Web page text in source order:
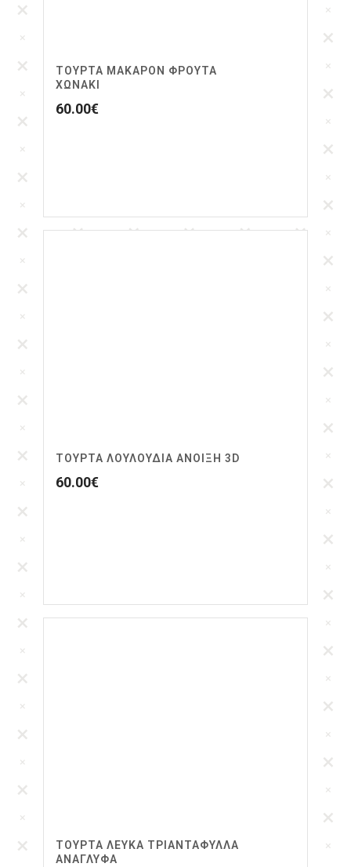
ΤΟΎΡΤΑ ΜΑΚΑΡΌΝ ΦΡΟΎΤΑ
ΧΩΝΆΚΙ
60.00€
ΤΟΎΡΤΑ ΛΟΥΛΟΎΔΙΑ ΑΝΟΙΞΗ 3D
60.00€
ΤΟΎΡΤΑ ΛΕΥΚΆ ΤΡΙΑΝΤΆΦΥΛΛΑ
ΑΝΆΓΛΥΦΑ